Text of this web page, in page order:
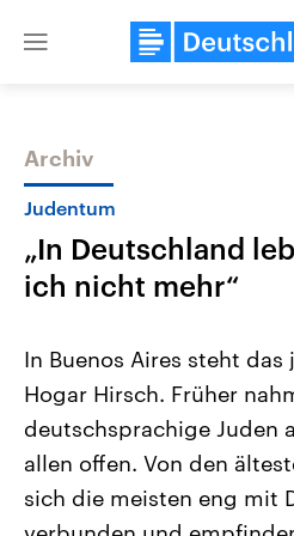
Close
Themen
Landtagswahl Sachsen-Anhalt
2026
Alle Informationen
Sachsen-Anhalt wählt am 6.
September 2026 einen neuen
Landtag. Seit 2021 wird das
Bundesland von einer Koalition
Archiv
Judentum
„In Deutschland
ich nicht mehr“
In Buenos Aires steht
Hogar Hirsch. Früher
deutschsprachige Juden
allen offen. Von den
sich die meisten eng mit